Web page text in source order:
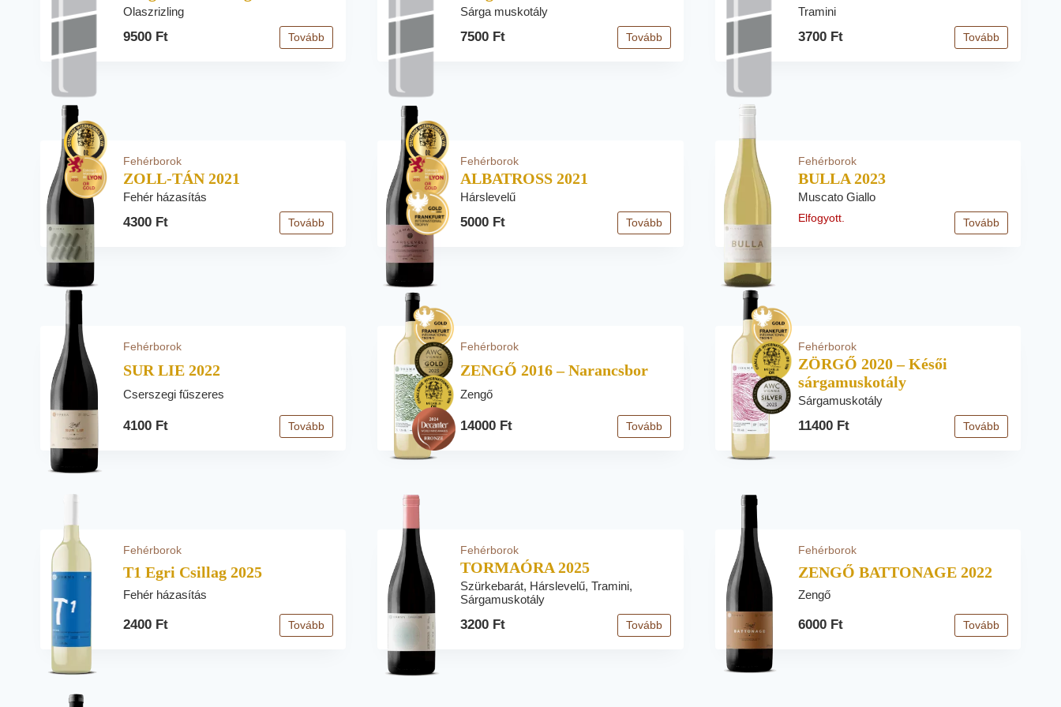
Olaszrizling
9500 Ft Tovább
Sárga muskotály
7500 Ft Tovább
Tramini
3700 Ft Tovább
Fehérborok
ZOLL-TÁN 2021
Fehér házasítás
4300 Ft Tovább
Fehérborok
ALBATROSS 2021
Hárslevelű
5000 Ft Tovább
Fehérborok
BULLA 2023
Muscato Giallo
Elfogyott. Tovább
Fehérborok
SUR LIE 2022
Cserszegi fűszeres
4100 Ft Tovább
Fehérborok
ZENGŐ 2016 – Narancsbor
Zengő
14000 Ft Tovább
Fehérborok
ZÖRGŐ 2020 – Késői
sárgamuskotály
Sárgamuskotály
11400 Ft Tovább
Fehérborok
T1 Egri Csillag 2025
Fehér házasítás
2400 Ft Tovább
Fehérborok
TORMAÓRA 2025
Szürkebarát, Hárslevelű, Tramini,
Sárgamuskotály
3200 Ft Tovább
Fehérborok
ZENGŐ BATTONAGE 2022
Zengő
6000 Ft Tovább